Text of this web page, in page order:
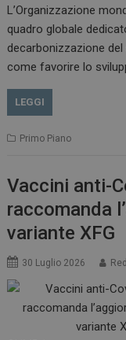
L’Organizzazione
quadro globale
decarbonizzazione
come favorire lo
LEGGI
Primo Piano
Vaccini anti-
raccomanda
variante XFG
30 Luglio 2026
tracking-